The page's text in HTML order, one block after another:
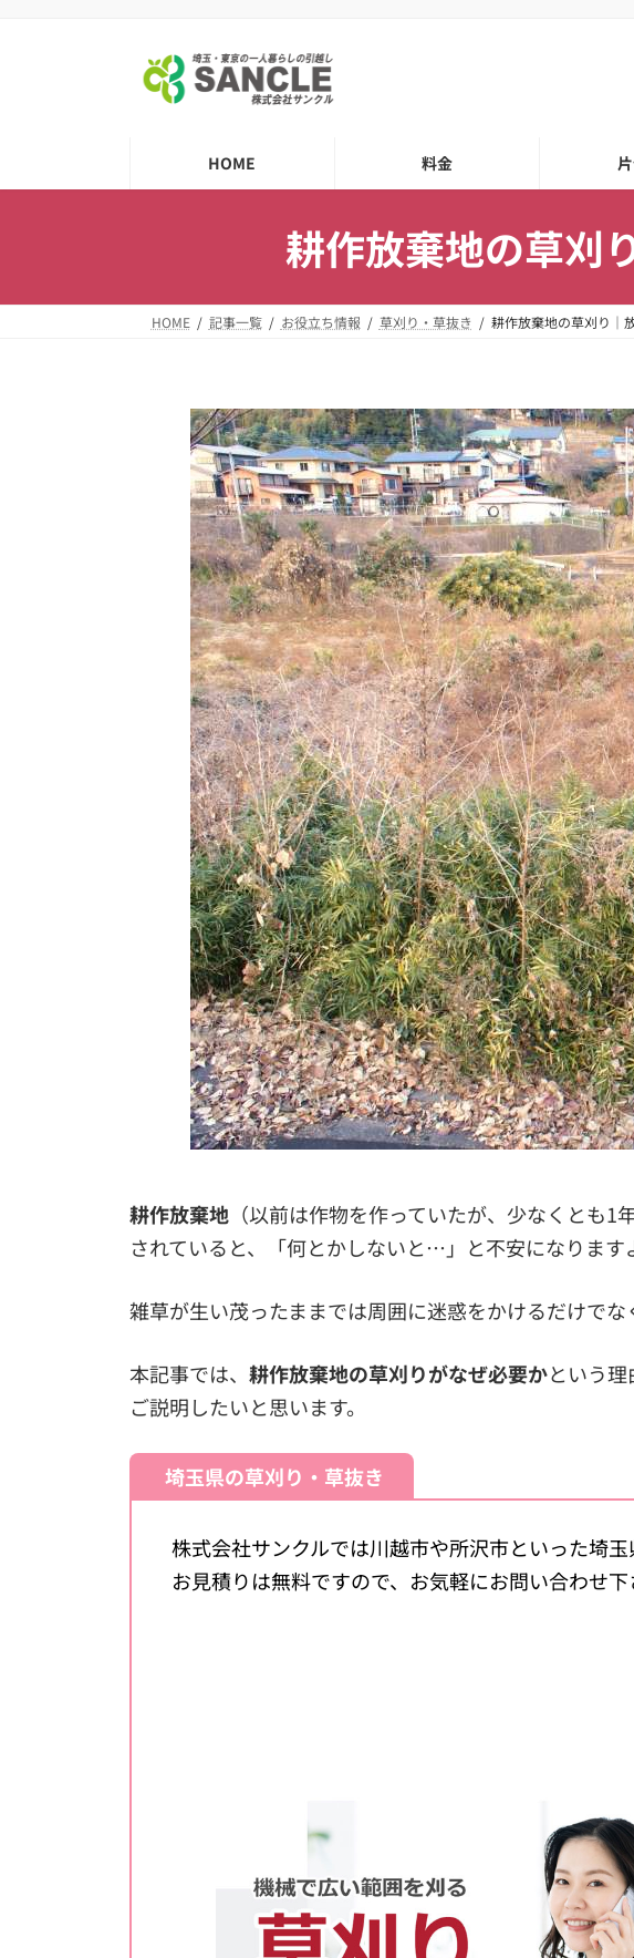
ス
ン
HOME 料金
耕作放棄地の草刈
HOME 記事一覧 お役立ち情報 草刈り・草抜き 耕作放棄地の草刈り｜
耕作放棄地 （以前は作物を作っていたが、少なくとも
されていると、「何とかしないと…」と不安になります
雑草が生い茂ったままでは周囲に迷惑をかけるだけで
本記事では、 耕作放棄地の草刈りがなぜ必要かという理
ご説明したいと思います。
埼玉県の草刈り・草抜き
株式会社サンクルでは川越市や所沢市といった埼
お見積りは無料ですので、お気軽にお問い合わせ下